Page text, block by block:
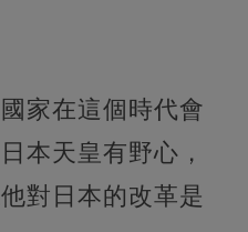
家在這個時代會
本天皇有野心，
對日本的改革是